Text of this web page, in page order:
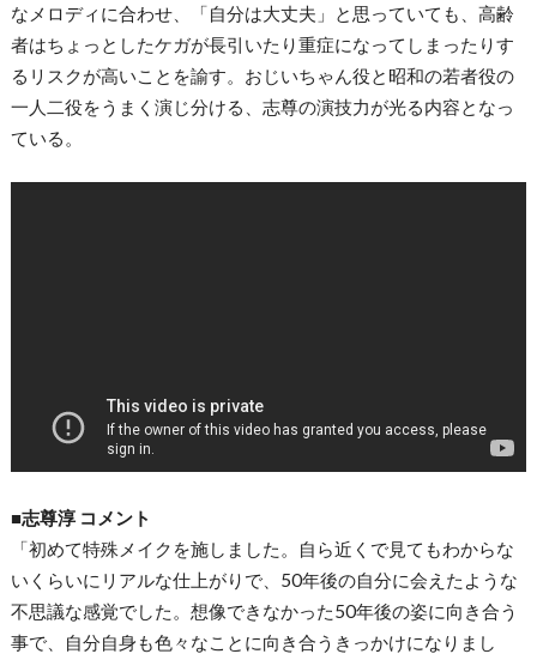
なメロディに合わせ、「自分は大丈夫」と思っていても、高齢
者はちょっとしたケガが長引いたり重症になってしまったりす
るリスクが高いことを諭す。おじいちゃん役と昭和の若者役の
一人二役をうまく演じ分ける、志尊の演技力が光る内容となっ
ている。
■志尊淳 コメント
「初めて特殊メイクを施しました。自ら近くで見てもわからな
いくらいにリアルな仕上がりで、50年後の自分に会えたような
不思議な感覚でした。想像できなかった50年後の姿に向き合う
事で、自分自身も色々なことに向き合うきっかけになりまし